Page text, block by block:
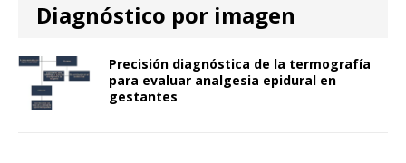
Diagnóstico por imagen
Precisión diagnóstica de la termografía
para evaluar analgesia epidural en
gestantes